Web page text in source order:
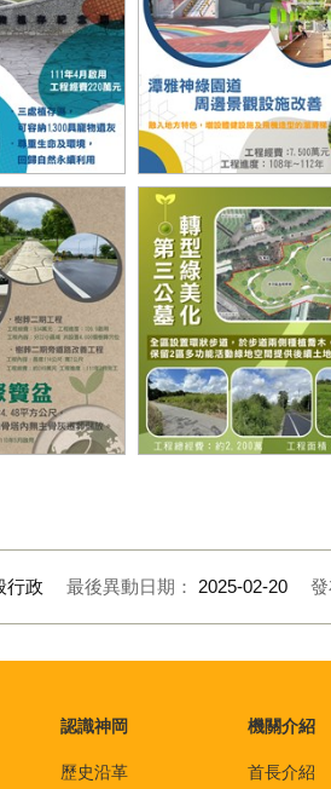
潭雅神綠園道周邊景觀設
行政 最後異動日期： 2025-02-20 發
認識神岡
歷史沿革
機關介紹
首長介紹